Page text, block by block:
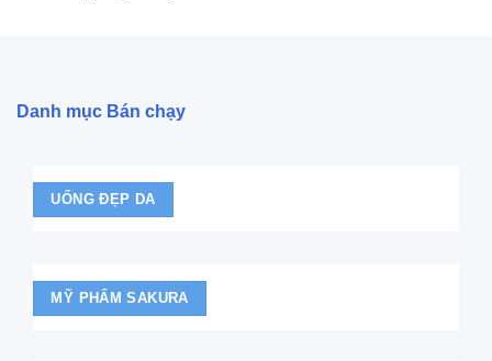
Danh mục Bán chạy
UỐNG ĐẸP DA
MỸ PHẨM SAKURA